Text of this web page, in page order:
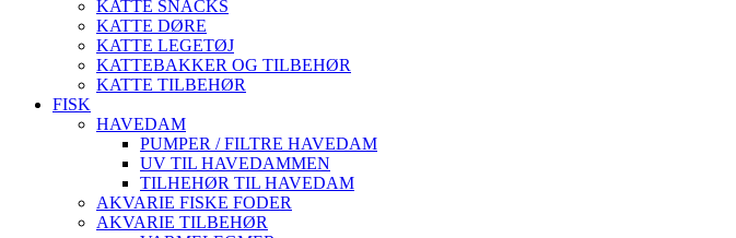
KATTE SNACKS
KATTE DØRE
KATTE LEGETØJ
KATTEBAKKER OG TILBEHØR
KATTE TILBEHØR
FISK
HAVEDAM
PUMPER / FILTRE HAVEDAM
UV TIL HAVEDAMMEN
TILHEHØR TIL HAVEDAM
AKVARIE FISKE FODER
AKVARIE TILBEHØR